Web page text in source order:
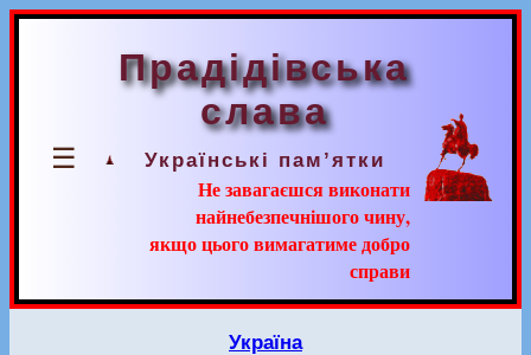
☰
Прадідівська
слава
Українські пам’ятки
Не завагаєшся виконати
найнебезпечнішого чину,
якщо цього вимагатиме добро
справи
Україна